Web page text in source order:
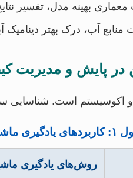
معماری بهینه مدل، تفسیر
آب، درک بهتر دینامیک
اکوسیستم است. شناسایی
کیفیت آب زیرزمینی
روش‌های یادگیری